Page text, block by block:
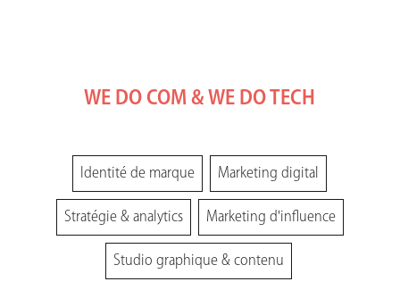
WE DO COM & WE DO TECH
Identité de marque Marketing digital
Stratégie & analytics Marketing d'influence
Studio graphique & contenu